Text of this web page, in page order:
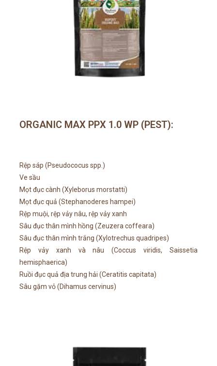
ORGANIC MAX PPX 1.0 WP (PEST):
Rệp sáp (Pseudococus spp.)
Ve sầu
Mọt đục cành (Xyleborus morstatti)
Mọt đục quả (Stephanoderes hampei)
Rệp muội, rệp vảy nâu, rệp vảy xanh
Sâu đục thân mình hồng (Zeuzera coffeara)
Sâu đục thân mình trắng (Xylotrechus quadripes)
Rệp vảy xanh và nâu (Coccus viridis, Saissetia
hemisphaerica)
Ruồi đục quả địa trung hải (Ceratitis capitata)
Sâu gặm vỏ (Dihamus cervinus)